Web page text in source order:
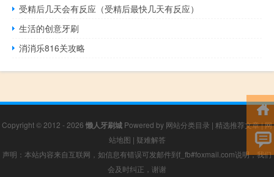
受精后几天会有反应（受精后最快几天有反应）
生活的创意牙刷
消消乐816关攻略
Copyright © 2012 - 2026 懒人牙刷城 Powered by 网站分类目录 | 精选推荐文章|网
站地图 | 疑难解答
声明：本站内容来自互联网，如信息有错误可发邮件到f_fb#foxmail.com说明，我们
会及时纠正，谢谢